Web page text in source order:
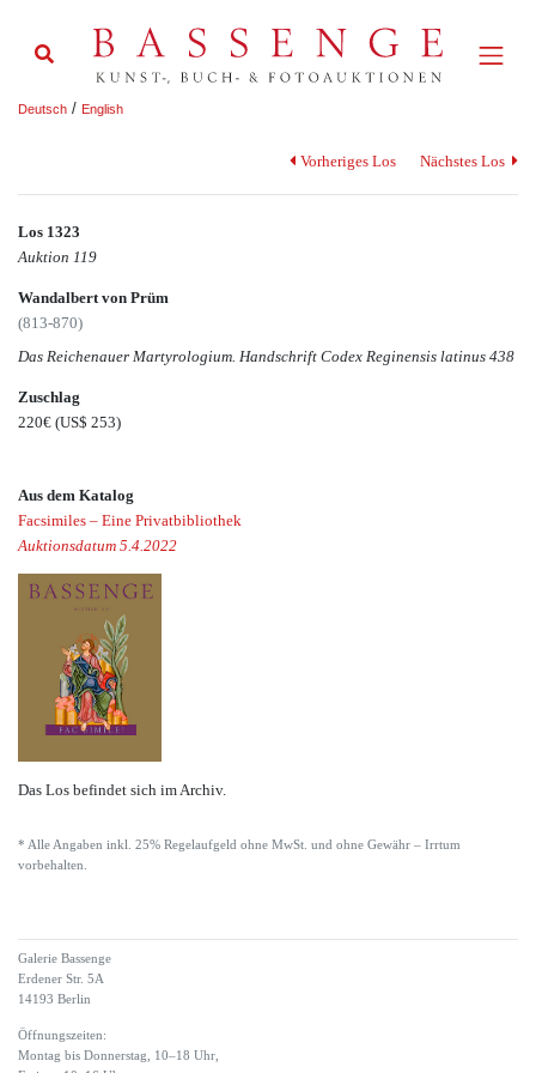
Deutsch / English
Vorheriges Los Nächstes Los
Los 1323
Auktion 119
Wandalbert von Prüm
(813-870)
Das Reichenauer Martyrologium. Handschrift Codex Reginensis latinus 438
Zuschlag
220€ (US$ 253)
Aus dem Katalog
Facsimiles – Eine Privatbibliothek
Auktionsdatum 5.4.2022
Das Los befindet sich im Archiv.
* Alle Angaben inkl. 25% Regelaufgeld ohne MwSt. und ohne Gewähr – Irrtum
vorbehalten.
Galerie Bassenge
Erdener Str. 5A
14193 Berlin
Öffnungszeiten:
Montag bis Donnerstag, 10–18 Uhr,